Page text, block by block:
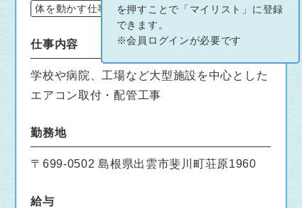
体を動かす仕事
やりがいがすごい
仕事内容
学校や病院、工場など大型施設を中心とした
エアコン取付・配管工事
勤務地
〒699-0502 島根県出雲市斐川町荘原1960
給与
を押すことで「マイリスト」に登録
できます。
※会員ログインが必要です